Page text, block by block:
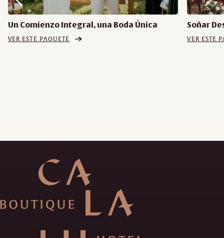
Un Comienzo Integral, una Boda Única
VER ESTE PAQUETE
Soñar
VER ESTE